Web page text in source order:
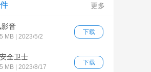
更多
下载
影音
MB | 2023/5/2
下载
全卫士
MB | 2023/8/17